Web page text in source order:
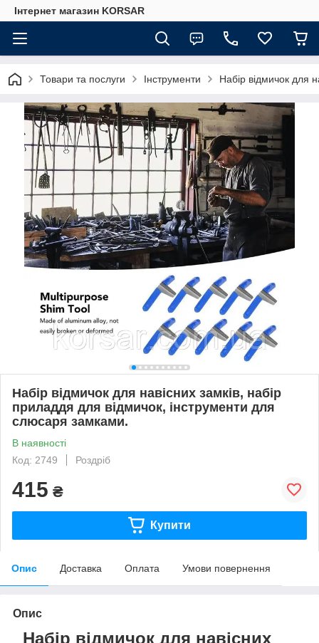
Iнтернет магазин KORSAR
Товари та послуги Інструменти Набір відмичок для
Набір відмичок для навісних замків, набір
приладдя для відмичок, інструменти для
слюсаря замками.
В наявності
Код: 2749
Роздріб
415 ₴
Купити
Опис Доставка Оплата Умови повернення
Опис
Набір відмичок для навісних